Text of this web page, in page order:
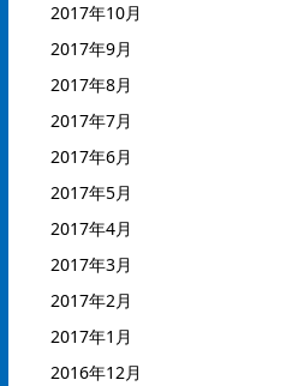
2017年10月
2017年9月
2017年8月
2017年7月
2017年6月
2017年5月
2017年4月
2017年3月
2017年2月
2017年1月
2016年12月